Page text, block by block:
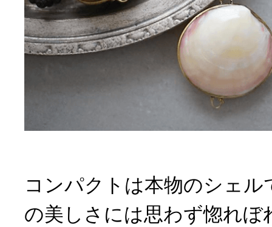
コンパクトは本物のシェ
の美しさには思わず惚れぼ